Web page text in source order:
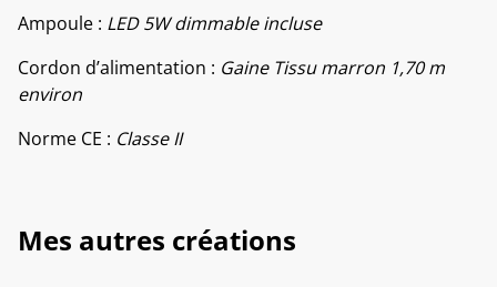
Ampoule : LED 5W dimmable incluse
Cordon d’alimentation : Gaine Tissu marron 1,70 m
environ
Norme CE : Classe II
Mes autres créations